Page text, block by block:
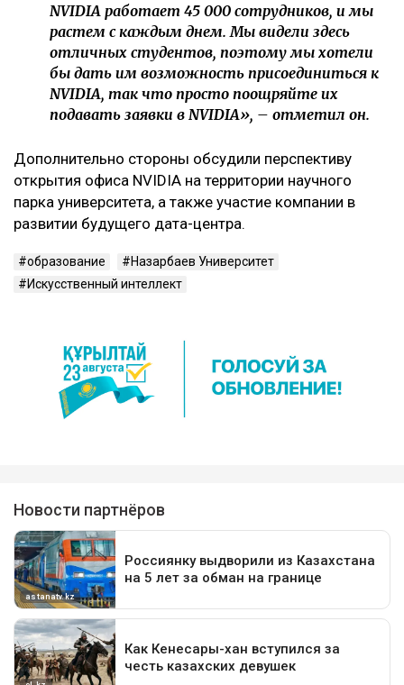
NVIDIA работает 45 000 сотрудников, и мы
растем с каждым днем. Мы видели здесь
отличных студентов, поэтому мы хотели
бы дать им возможность присоединиться к
NVIDIA, так что просто поощряйте их
подавать заявки в NVIDIA», – отметил он.
Дополнительно стороны обсудили перспективу
открытия офиса NVIDIA на территории научного
парка университета, а также участие компании в
развитии будущего дата-центра.
образование
Назарбаев Университет
Искусственный интеллект